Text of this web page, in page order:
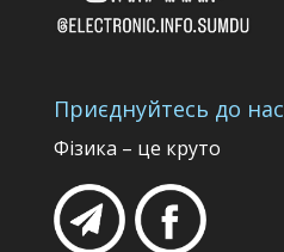
Приєднуйтесь до нас
Фізика – це круто